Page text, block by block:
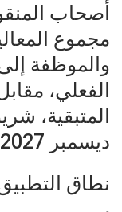
مجموع
والموظفة
المتبقية،
ديسمبر 2027.
نطاق